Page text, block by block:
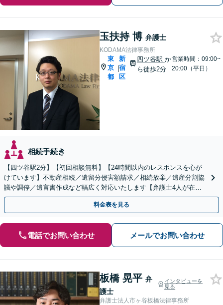
玉扶持 博 弁護士
KODAMA法律事務所
東
京
都
|
新
宿
区
四ツ谷駅 か
ら徒歩2分
営業時間：09:00~
20:00（平日）
相続手続き
【四ツ谷駅2分】【初回相談無料】【24時間以内のレスポンスを心が
けています】不動産相続／遺留分侵害額請求／相続放棄／遺産分割協
議や調停／遺言書作成など幅広く対応いたします【弁護士4人が在籍
する事務所】
料金表を見る
電話でお問い合わせ メールでお問い合わせ
板橋 晃平 弁
護士
インタビューを
見る
弁護士法人市ヶ谷板橋法律事務所